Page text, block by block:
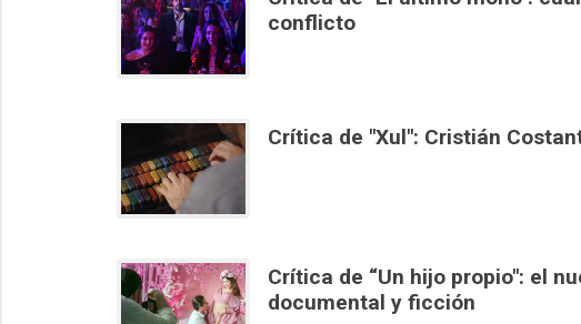
conflicto
Crítica de "Xul": Cristián
Crítica de “Un hijo propio": el
documental y ficción